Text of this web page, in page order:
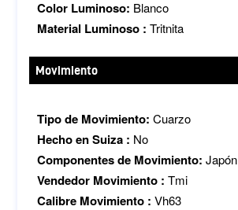
Color Luminoso: Blanco
Material Luminoso :Tritnita
Movimiento
Tipo de Movimiento:Cuarzo
Hecho en Suiza : No
Componentes de Movimiento:Japón
Vendedor Movimiento :Tmi
Calibre Movimiento :Vh63